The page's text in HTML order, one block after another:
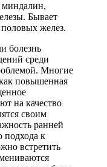
миндалин,
Бывает
желез.
болезнь
среди
Многие
повышенная
на качество
своим
ранней
подхода к
встретить